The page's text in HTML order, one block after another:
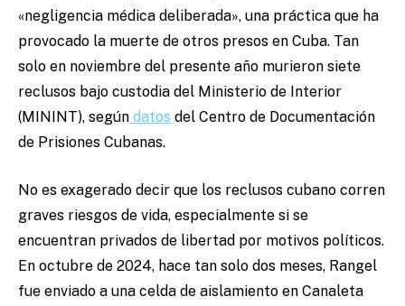
«negligencia médica deliberada», una práctica que ha
provocado la muerte de otros presos en Cuba. Tan
solo en noviembre del presente año murieron siete
reclusos bajo custodia del Ministerio de Interior
(MININT), según datos del Centro de Documentación
de Prisiones Cubanas.
No es exagerado decir que los reclusos cubano corren
graves riesgos de vida, especialmente si se
encuentran privados de libertad por motivos políticos.
En octubre de 2024, hace tan solo dos meses, Rangel
fue enviado a una celda de aislamiento en Canaleta